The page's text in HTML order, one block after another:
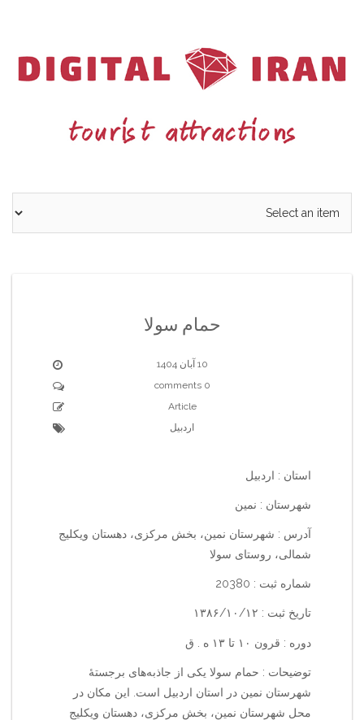
حمام سولا
10 آبان 1404
0 comments
Article
اردبیل
استان : اردبیل
شهرستان : نمین
آدرس : شهرستان نمین، بخش مرکزی، دهستان ویکلیج
شمالی، روستای سولا
شماره ثبت : 20380
تاریخ ثبت : ۱۳۸۶/۱۰/۱۲
دوره : قرون ۱۰ تا ۱۳ ه . ق
توضیحات : حمام سولا یکی از جاذبه‌های برجستهٔ
شهرستان نمین در استان اردبیل است. این مکان در
محل شهرستان نمین، بخش مرکزی، دهستان ویکلیج